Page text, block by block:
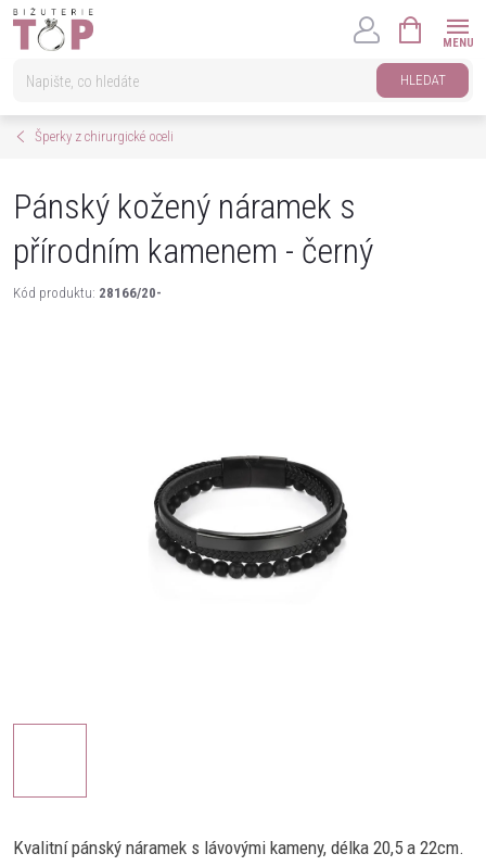
Přejít
HLEDAT
KOŠÍK
Šperky z chirurgické oceli
Pánský kožený náramek s
přírodním kamenem - černý
Kód produktu: 28166/20-
Kvalitní pánský náramek s lávovými kameny, délka 20,5 a 22cm.